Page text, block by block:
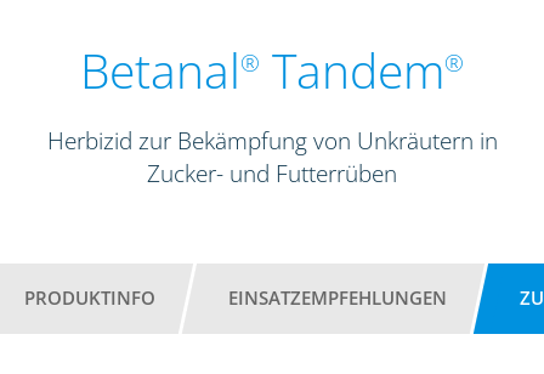
Betanal® Tandem®
Herbizid zur Bekämpfung von Unkräutern in
Zucker- und Futterrüben
PRODUKTINFO EINSATZEMPFEHLUNGEN